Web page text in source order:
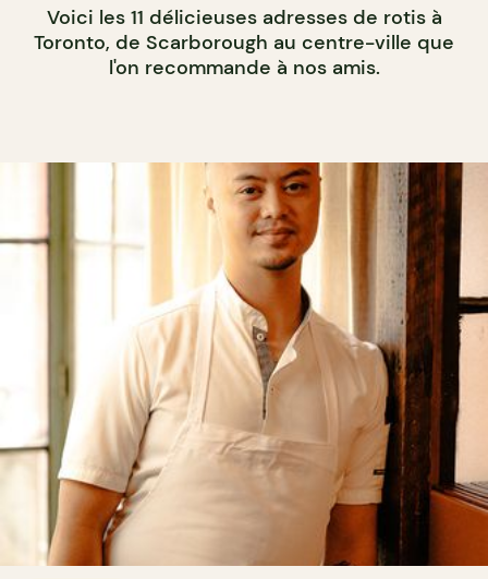
Voici les 11 délicieuses adresses de rotis à
Toronto, de Scarborough au centre-ville que
l'on recommande à nos amis.